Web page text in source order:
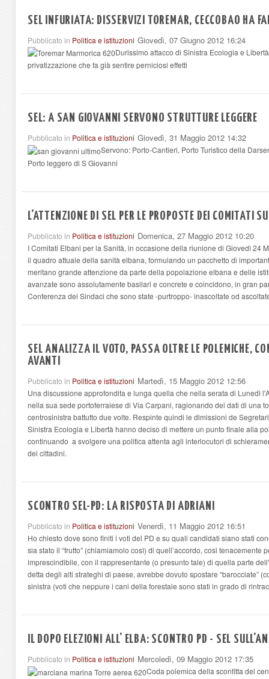
SEL INFURIATA: DISSERVIZI TOREMAR, CECCOBAO HA
Pubblicato in Politica e istituzioni Giovedì, 07 Giugno 2012 16:24
Durissimo attacco di Sinistra Ecologia e
privatizzazione che fa già sentire perniciosi effetti
SEL: A SAN GIOVANNI SERVONO STRUTTURE LEGGERE
Pubblicato in Politica e istituzioni Giovedì, 31 Maggio 2012 14:32
Servono: Porto-Cantieri, Porto Turistico della
Porto leggero di S Giovanni
L'ATTENZIONE DI SEL PER LE PROPOSTE DEI COMITATI
Pubblicato in Politica e istituzioni Domenica, 27 Maggio 2012 10:20
I Comitati Elbani per la Sanità, in occasione della riunione di Giovedì 24
il quadro attuale della sanità elbana, formulando un pacchetto di
meritano grande attenzione da parte della popolazione elbana e delle
avanzate sono assolutamente basilari e concrete e coincidono, in gran
Conferenza dei Sindaci che sono state -purtroppo- inascoltate od
SEL ANALIZZA IL VOTO, PASSA OLTRE LE POLEMICHE,
AVANTI
Pubblicato in Politica e istituzioni Martedì, 15 Maggio 2012 12:56
Una discussione approfondita e lunga quella che nella serata di Lunedì
nella sua sede portoferraiese di Via Carpani, ragionando dei dati di una
centrosinistra battutto due volte. Respinte quindi le dimissioni de
Sinistra Ecologia e Libertà hanno deciso di mettere un punto finale alla
continuando a svolgere una politica attenta agli interlocutori di
dei cittadini.
SCONTRO SEL-PD: LA RISPOSTA DI ADRIANI
Pubblicato in Politica e istituzioni Venerdì, 11 Maggio 2012 16:51
Ho chiesto dove sono finiti i voti del PD e su quali candidati siano stati
sia stato il “frutto” (chiamiamolo così) di quell’accordo, cosi tenacemente
imprescindibile, con il rappresentante (o presunto tale) di quella parte
detta degli alti strateghi di paese, avrebbe dovuto spostare “barocciate”
sinistra (voti che neppure i cani della forestale sono stati in grado di
IL DOPO ELEZIONI ALL' ELBA: SCONTRO PD - SEL
Pubblicato in Politica e istituzioni Mercoledì, 09 Maggio 2012 17:35
Coda polemica della sconfitta del